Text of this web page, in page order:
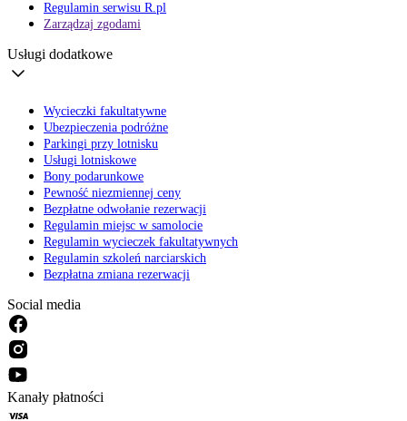
Regulamin serwisu R.pl
Zarządzaj zgodami
Usługi dodatkowe
Wycieczki fakultatywne
Ubezpieczenia podróżne
Parkingi przy lotnisku
Usługi lotniskowe
Bony podarunkowe
Pewność niezmiennej ceny
Bezpłatne odwołanie rezerwacji
Regulamin miejsc w samolocie
Regulamin wycieczek fakultatywnych
Regulamin szkoleń narciarskich
Bezpłatna zmiana rezerwacji
Social media
Kanały płatności